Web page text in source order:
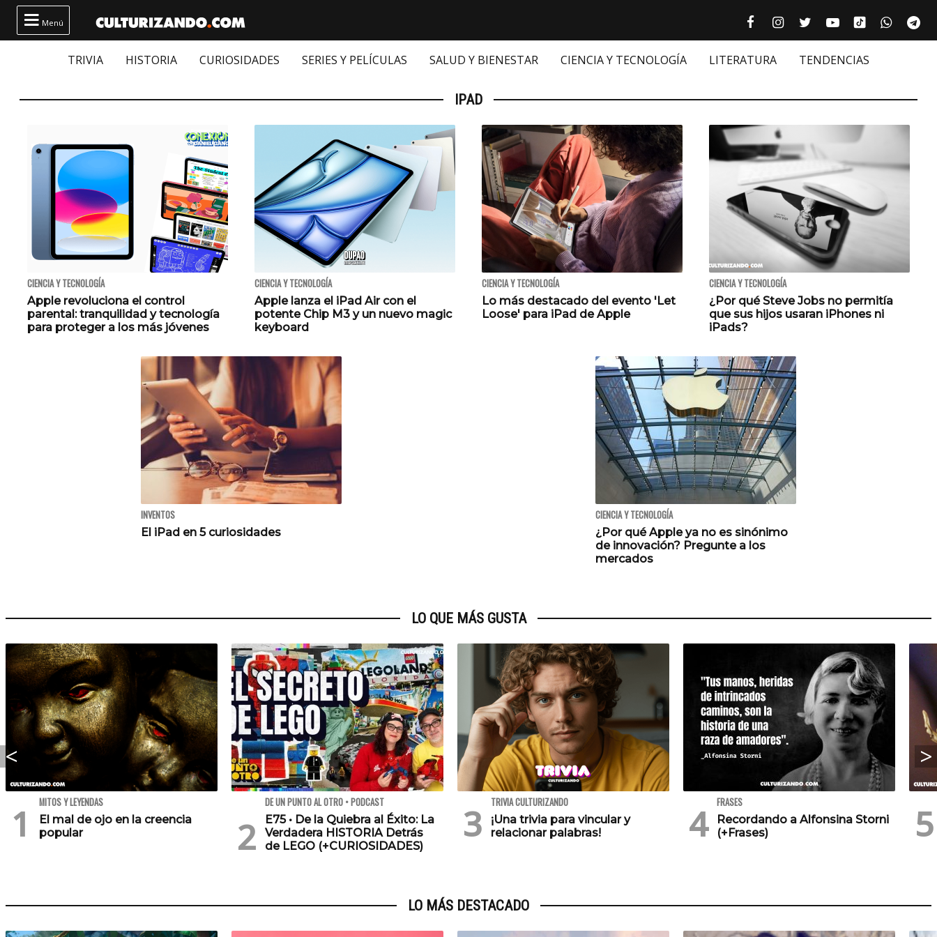
 Menú  Facebook culturizando.com |
 Instagram
 Twitter
 Youtube
Tiktok
 
TRIVIA HISTORIA CURIOSIDADES SERIES Y PELÍCULAS SALUD Y BIENESTAR CIENCIA Y TECNOLOGÍA LITERATURA TENDENCIAS
IPAD
CIENCIA Y TECNOLOGÍA
Apple revoluciona el control
parental: tranquilidad y tecnología
para proteger a los más jóvenes
CIENCIA Y TECNOLOGÍA
Apple lanza el iPad Air con el
potente Chip M3 y un nuevo magic
keyboard
CIENCIA Y TECNOLOGÍA
Lo más destacado del evento 'Let
Loose' para iPad de Apple
CIENCIA Y TECNOLOGÍA
¿Por qué Steve Jobs no permitía
que sus hijos usaran iPhones ni
iPads?
INVENTOS
El iPad en 5 curiosidades
CIENCIA Y TECNOLOGÍA
¿Por qué Apple ya no es sinónimo
de innovación? Pregunte a los
mercados
LO QUE MÁS GUSTA
MITOS Y LEYENDAS
El mal de ojo en la creencia
popular
DE UN PUNTO AL OTRO • PODCAST
E75 • De la Quiebra al Éxito: La
Verdadera HISTORIA Detrás
de LEGO (+CURIOSIDADES)
TRIVIA CULTURIZANDO
¡Una trivia para vincular y
relacionar palabras!
FRASES
Recordando a Alfonsina Storni
(+Frases)
LO MÁS DESTACADO